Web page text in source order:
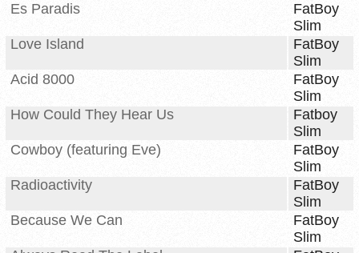
Es Paradis
FatBoy
Slim
Love Island
FatBoy
Slim
Acid 8000
FatBoy
Slim
How Could They Hear Us
Fatboy
Slim
Cowboy (featuring Eve)
FatBoy
Slim
Radioactivity
FatBoy
Slim
Because We Can
FatBoy
Slim